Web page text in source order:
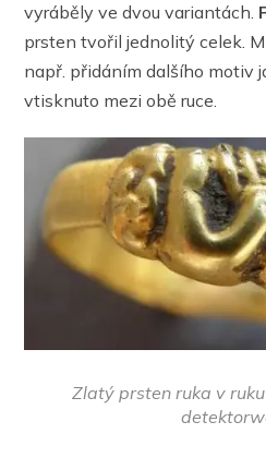
vyráběly ve dvou variantách.
prsten tvořil jednolitý celek.
např. přidáním dalšího motiv
vtisknuto mezi obě ruce.
Zlatý prsten ruka v